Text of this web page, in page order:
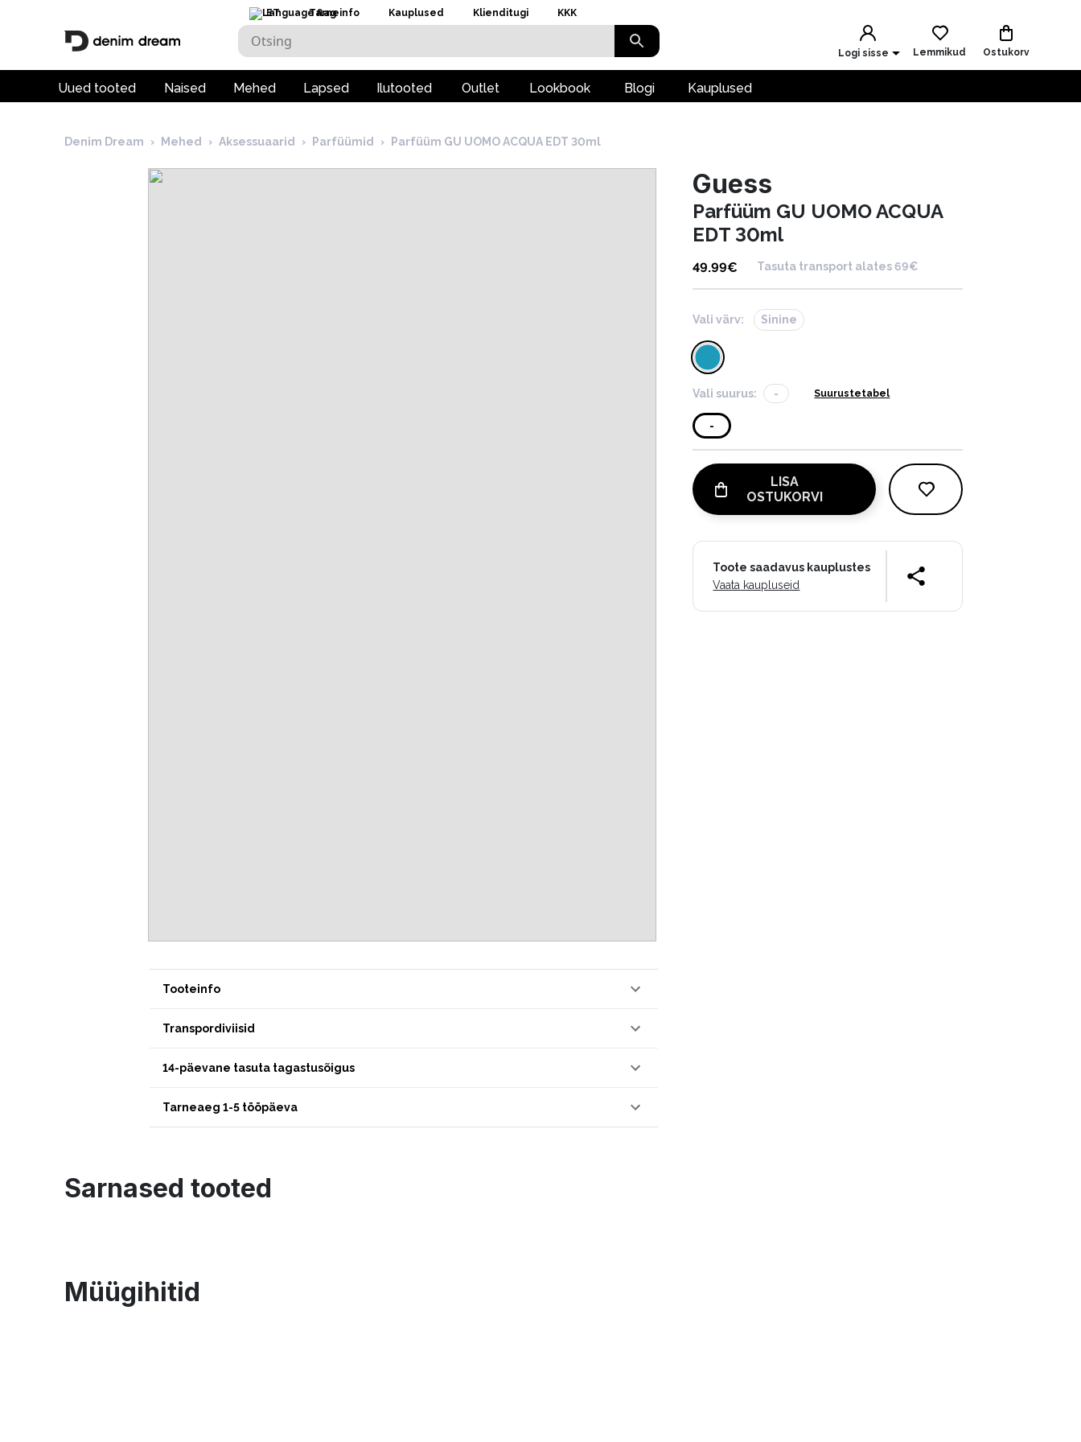
ET Tarneinfo Kauplused Klienditugi KKK
Logi sisse Lemmikud Ostukorv
Uued tooted Naised Mehed Lapsed Ilutooted Outlet Lookbook Blogi Kauplused
Denim Dream › Mehed › Aksessuaarid › Parfüümid › Parfüüm GU UOMO ACQUA EDT 30ml
Tooteinfo
Transpordiviisid
14-päevane tasuta tagastusõigus
Tarneaeg 1-5 tööpäeva
Guess
Parfüüm GU UOMO ACQUA
EDT 30ml
49.99€ Tasuta transport alates 69€
Vali värv: Sinine
Vali suurus: - Suurustetabel
-
LISA
OSTUKORVI
Toote saadavus kauplustes
Vaata kaupluseid
Sarnased tooted
Müügihitid